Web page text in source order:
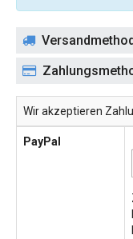
Wir akzeptieren
PayPal